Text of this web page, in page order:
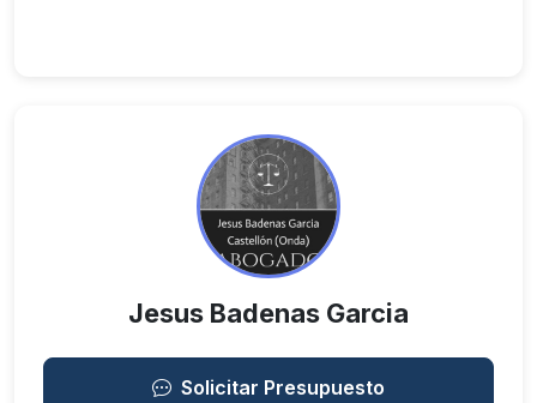
Jesus Badenas Garcia
Solicitar Presupuesto